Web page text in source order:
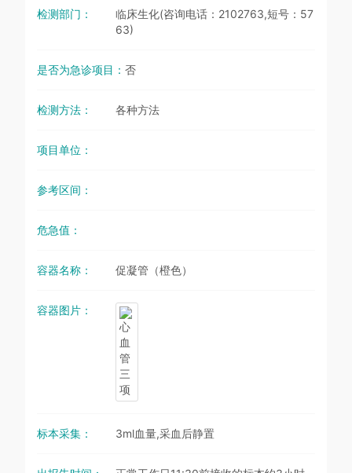
检测部门：
临床生化(咨询电话：2102763,短号：57
63)
是否为急诊项目： 否
检测方法： 各种方法
项目单位：
参考区间：
危急值：
容器名称： 促凝管（橙色）
容器图片：
标本采集： 3ml血量,采血后静置